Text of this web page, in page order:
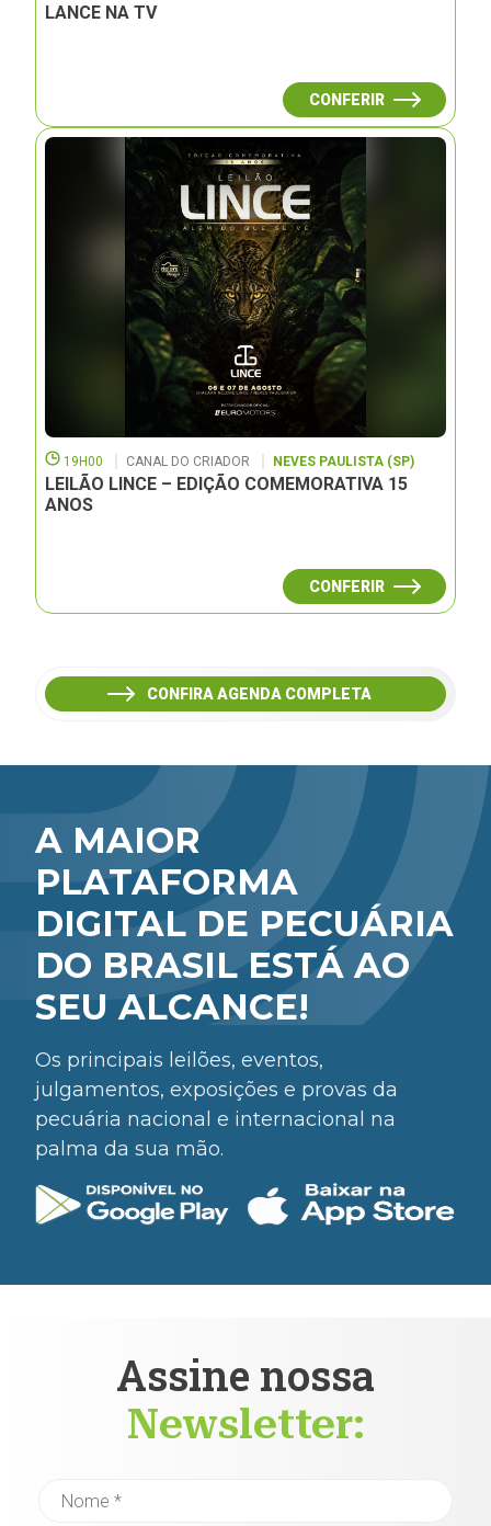
LANCE NA TV
CONFERIR
19H00 CANAL DO CRIADOR NEVES PAULISTA (SP)
LEILÃO LINCE – EDIÇÃO COMEMORATIVA 15
ANOS
CONFERIR
CONFIRA AGENDA COMPLETA
A MAIOR
PLATAFORMA
DIGITAL DE PECUÁRIA
DO BRASIL ESTÁ AO
SEU ALCANCE!
Os principais leilões, eventos,
julgamentos, exposições e provas da
pecuária nacional e internacional na
palma da sua mão.
Assine nossa
Newsletter: